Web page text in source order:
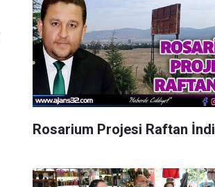
Rosarium Projesi Raftan İndi